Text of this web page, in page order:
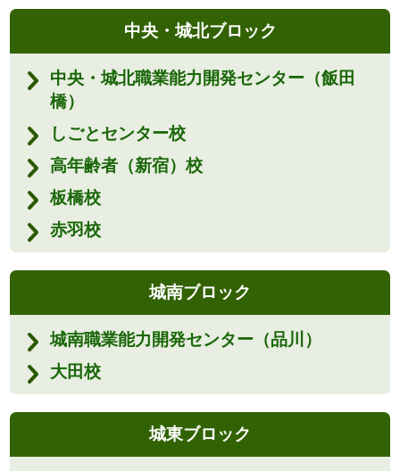
中央・城北ブロック
中央・城北職業能力開発センター（飯田
橋）
しごとセンター校
高年齢者（新宿）校
板橋校
赤羽校
城南ブロック
城南職業能力開発センター（品川）
大田校
城東ブロック